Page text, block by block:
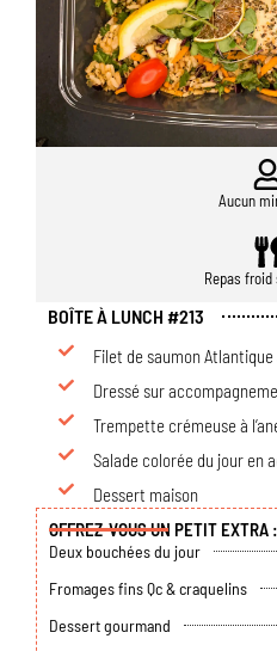
Aucun
Repas
BOÎTE À LUNCH #213
Filet de saumon
Dressé sur
Trempette crémeuse à
Salade colorée du jour en
Dessert maison
OFFREZ-VOUS UN PETIT EXTRA :
Deux bouchées du jour
Fromages fins Qc & craquelins
Dessert gourmand